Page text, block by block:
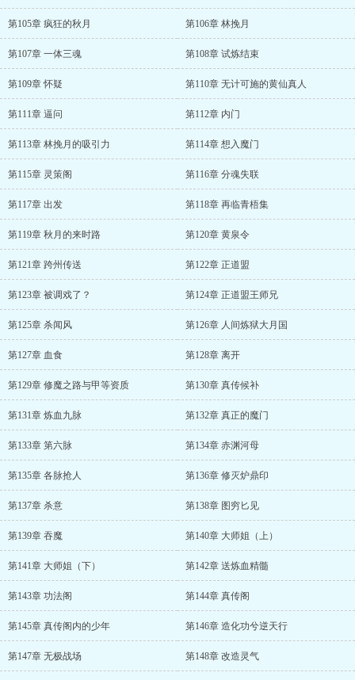
第105章 疯狂的秋月 第106章 林挽月
第107章 一体三魂 第108章 试炼结束
第109章 怀疑 第110章 无计可施的黄仙真人
第111章 逼问 第112章 内门
第113章 林挽月的吸引力 第114章 想入魔门
第115章 灵策阁 第116章 分魂失联
第117章 出发 第118章 再临青梧集
第119章 秋月的来时路 第120章 黄泉令
第121章 跨州传送 第122章 正道盟
第123章 被调戏了？ 第124章 正道盟王师兄
第125章 杀闻风 第126章 人间炼狱大月国
第127章 血食 第128章 离开
第129章 修魔之路与甲等资质 第130章 真传候补
第131章 炼血九脉 第132章 真正的魔门
第133章 第六脉 第134章 赤渊河母
第135章 各脉抢人 第136章 修灭炉鼎印
第137章 杀意 第138章 图穷匕见
第139章 吞魔 第140章 大师姐（上）
第141章 大师姐（下） 第142章 送炼血精髓
第143章 功法阁 第144章 真传阁
第145章 真传阁内的少年 第146章 造化功兮逆天行
第147章 无极战场 第148章 改造灵气